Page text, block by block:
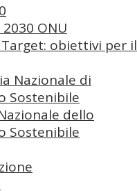
ONU
Target: obiettivi per il
Nazionale di
Sostenibile
dello
Sostenibile